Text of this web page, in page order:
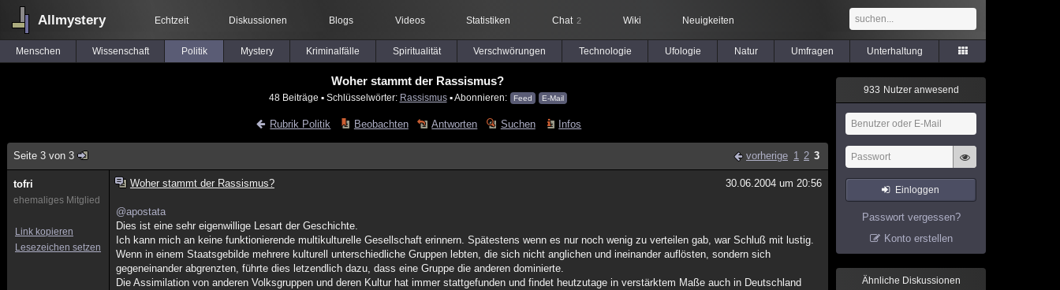
Allmystery Echtzeit Diskussionen Blogs Videos Statistiken Chat 2 Wiki Neuigkeiten
Menschen Wissenschaft Politik Mystery Kriminalfälle Spiritualität Verschwörungen Technologie Ufologie Natur Umfragen Unterhaltung
Woher stammt der Rassismus?
48 Beiträge ▪ Schlüsselwörter: Rassismus▪ Abonnieren: Feed E-Mail
Rubrik Politik Beobachten Antworten Suchen Infos
Seite 3 von 3 vorherige 1 2 3
tofri
ehemaliges Mitglied
Link kopieren
Lesezeichen setzen
Woher stammt der Rassismus? 30.06.2004 um 20:56
@apostata
Dies ist eine sehr eigenwillige Lesart der Geschichte.
Ich kann mich an keine funktionierende multikulturelle Gesellschaft erinnern. Spätestens wenn es nur noch wenig zu verteilen gab, war Schluß mit lustig.
Wenn in einem Staatsgebilde mehrere kulturell unterschiedliche Gruppen lebten, die sich nicht anglichen und ineinander auflösten, sondern sich
gegeneinander abgrenzten, führte dies letzendlich dazu, dass eine Gruppe die anderen dominierte.
Die Assimilation von anderen Volksgruppen und deren Kultur hat immer stattgefunden und findet heutzutage in verstärktem Maße auch in Deutschland
933 Nutzer anwesend
Einloggen
Passwort vergessen?
Konto erstellen
Ähnliche Diskussionen